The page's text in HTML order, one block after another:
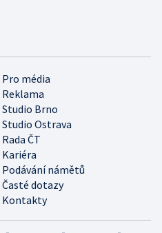
Pro média
Reklama
Studio Brno
Studio Ostrava
Rada ČT
Kariéra
Podávání námětů
Časté dotazy
Kontakty